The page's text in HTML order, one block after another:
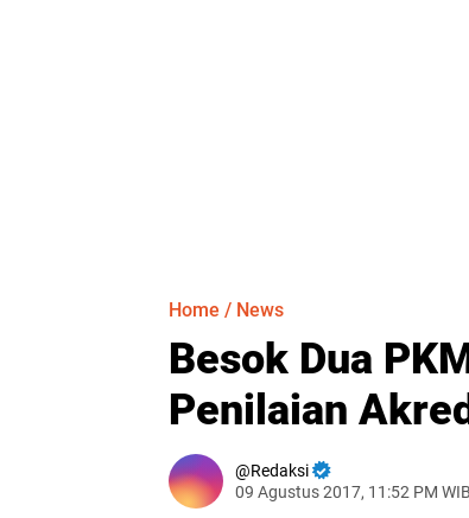
Home / News
Besok Dua
Penilaian
Redaksi
09 Agustus 2017, 11:52 PM WIB